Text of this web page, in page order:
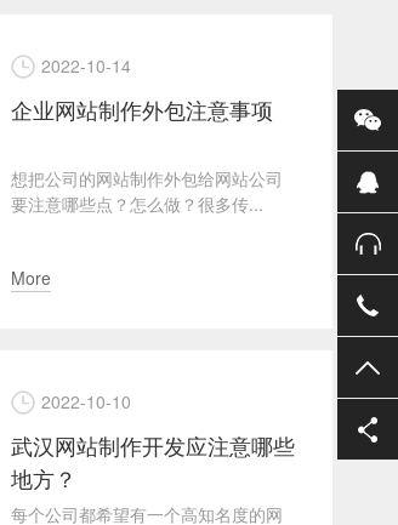
2022-10-14
企业网站制作外包注意事项
想把公司的网站制作外包给网站公司
要注意哪些点？怎么做？很多传...
More
2022-10-10
武汉网站制作开发应注意哪些
地方？
每个公司都希望有一个高知名度的网